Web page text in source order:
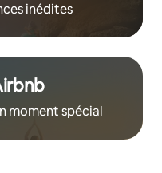
inédites
moment spécial